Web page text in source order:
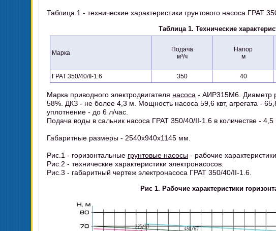
Таблица 1 - технические характеристики грунтового насоса ГРАТ
Таблица 1. Технические
Марка
Подача
м³/ч
Напор
м
ГРАТ 350/40/II-1.6
350 40
Марка приводного электродвигателя насоса - АИР315М6. Диаметр
58%. ДКЗ - не более 4,3 м. Мощность насоса 59,6 квт, агрегата -
уплотнение - до 6 л/час.
Подача воды в сальник насоса ГРАТ 350/40/II-1.6 в количестве - 4,5
Габаритные размеры - 2540x940x1145 мм.
Рис.1 - горизонтальные грунтовые насосы - рабочие характеристики.
Рис.2 - технические характеристики электронасосов.
Рис.3 - габаритный чертеж электронасоса ГРАТ 350/40/II-1.6.
Рис 1. Рабочие характеристики